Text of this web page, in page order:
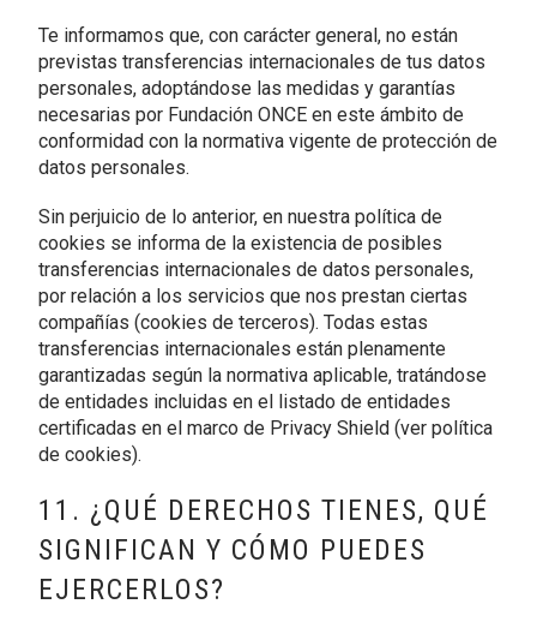
Te informamos que, con carácter general, no están
previstas transferencias internacionales de tus datos
personales, adoptándose las medidas y garantías
necesarias por Fundación ONCE en este ámbito de
conformidad con la normativa vigente de protección de
datos personales.
Sin perjuicio de lo anterior, en nuestra política de
cookies se informa de la existencia de posibles
transferencias internacionales de datos personales,
por relación a los servicios que nos prestan ciertas
compañías (cookies de terceros). Todas estas
transferencias internacionales están plenamente
garantizadas según la normativa aplicable, tratándose
de entidades incluidas en el listado de entidades
certificadas en el marco de Privacy Shield (ver política
de cookies).
11. ¿QUÉ DERECHOS TIENES, QUÉ
SIGNIFICAN Y CÓMO PUEDES
EJERCERLOS?